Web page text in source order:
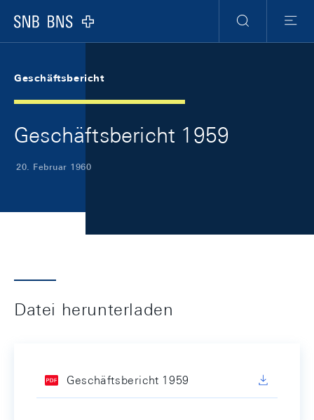
Logo
Suche
Menu
Geschäftsbericht
Geschäftsbericht 1959
20. Februar 1960
Datei herunterladen
Geschäftsbericht 1959